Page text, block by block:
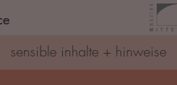
sensible inhalte + hinweise